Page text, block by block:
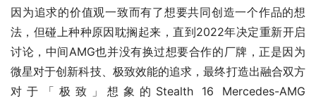
因为追求的价值观一致而有了想要共同创造一个作品的想
法，但碰上种种原因耽搁起来，直到2022年决定重新开启
讨论，中间AMG也并没有换过想要合作的厂牌，正是因为
微星对于创新科技、极致效能的追求，最终打造出融合双方
对于「极致」想象的Stealth 16 Mercedes-AMG